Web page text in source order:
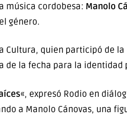
música cordobesa: Manolo
género.
Cultura, quien participó de
de la fecha para la identidad
«, expresó Rodio en
a Manolo Cánovas, una